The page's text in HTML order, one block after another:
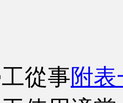
從事附表